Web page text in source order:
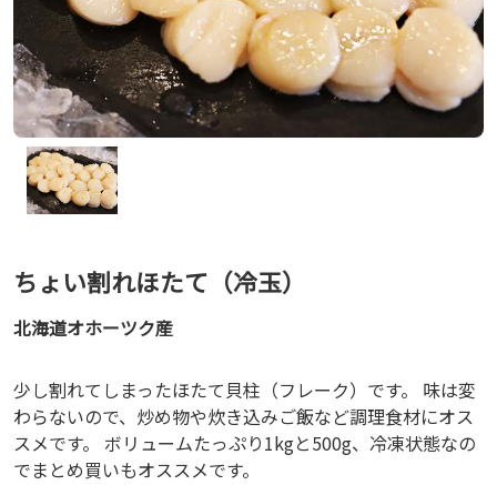
ちょい割れほたて（冷玉）
北海道オホーツク産
少し割れてしまったほたて貝柱（フレーク）です。 味は変
わらないので、炒め物や炊き込みご飯など調理食材にオス
スメです。 ボリュームたっぷり1kgと500g、冷凍状態なの
でまとめ買いもオススメです。